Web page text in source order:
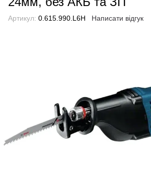
Артикул: 0.615.990.L6H Написати відгук